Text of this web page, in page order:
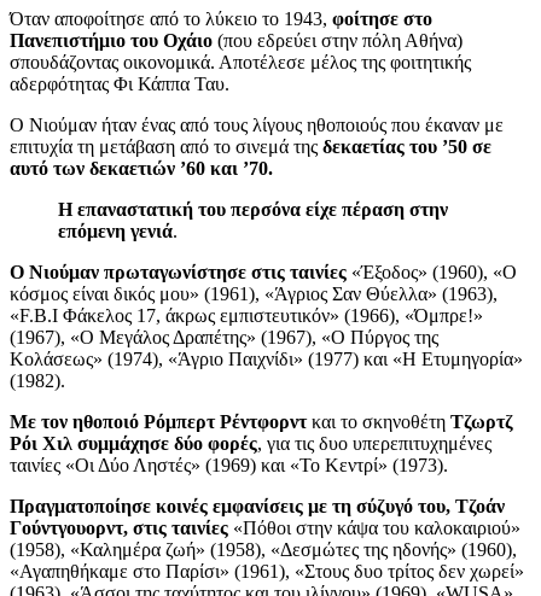
Όταν αποφοίτησε από το λύκειο το 1943, φοίτησε στο
Πανεπιστήμιο του Οχάιο (που εδρεύει στην πόλη Αθήνα)
σπουδάζοντας οικονομικά. Αποτέλεσε μέλος της φοιτητικής
αδερφότητας Φι Κάππα Ταυ.
Ο Νιούμαν ήταν ένας από τους λίγους ηθοποιούς που έκαναν με
επιτυχία τη μετάβαση από το σινεμά της δεκαετίας του ’50 σε
αυτό των δεκαετιών ’60 και ’70.
Η επαναστατική του περσόνα είχε πέραση στην
επόμενη γενιά.
Ο Νιούμαν πρωταγωνίστησε στις ταινίες «Έξοδος» (1960), «Ο
κόσμος είναι δικός μου» (1961), «Άγριος Σαν Θύελλα» (1963),
«F.B.I Φάκελος 17, άκρως εμπιστευτικόν» (1966), «Όμπρε!»
(1967), «Ο Μεγάλος Δραπέτης» (1967), «Ο Πύργος της
Κολάσεως» (1974), «Άγριο Παιχνίδι» (1977) και «Η Ετυμηγορία»
(1982).
Με τον ηθοποιό Ρόμπερτ Ρέντφορντκαι το σκηνοθέτη Τζωρτζ
Ρόι Χιλ συμμάχησε δύο φορές, για τις δυο υπερεπιτυχημένες
ταινίες «Οι Δύο Ληστές» (1969) και «Το Κεντρί» (1973).
Πραγματοποίησε κοινές εμφανίσεις με τη σύζυγό του, Τζοάν
Γούντγουορντ, στις ταινίες «Πόθοι στην κάψα του καλοκαιριού»
(1958), «Καλημέρα ζωή» (1958), «Δεσμώτες της ηδονής» (1960),
«Αγαπηθήκαμε στο Παρίσι» (1961), «Στους δυο τρίτος δεν χωρεί»